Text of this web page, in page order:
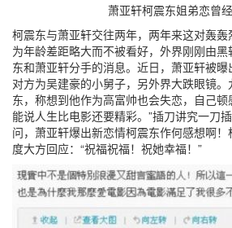
萧亚轩柯震东姐弟恋曾经
柯震东与萧亚轩交往两年，两年来这对轰
为年龄差距略大而不被看好，外界刚刚由
东和萧亚轩分手的消息。近日，萧亚轩被曝
对方为吴建豪的小舅子，另外界大跌眼镜
东，称想到他作为高富帅也会失恋，自己顿
能说人生比电影还要精彩。”插刀讲究一刀
问，萧亚轩爆出新恋情柯震东作何感想啊
度大方回应：“祝福祝福！祝她幸福！”